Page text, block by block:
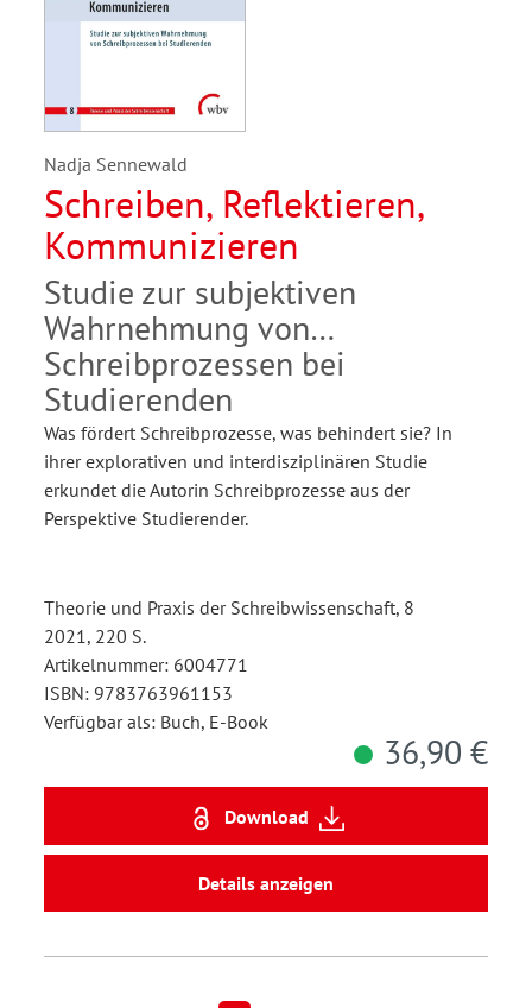
Nadja Sennewald
Schreiben, Reflektieren,
Kommunizieren
Studie zur subjektiven
Wahrnehmung von
Schreibprozessen bei
Studierenden
Was fördert Schreibprozesse, was behindert sie? In
ihrer explorativen und interdisziplinären Studie
erkundet die Autorin Schreibprozesse aus der
Perspektive Studierender.
Theorie und Praxis der Schreibwissenschaft, 8
2021, 220 S.
Artikelnummer: 6004771
ISBN: 9783763961153
Verfügbar als: Buch, E-Book
36,90 €
Download
Details anzeigen